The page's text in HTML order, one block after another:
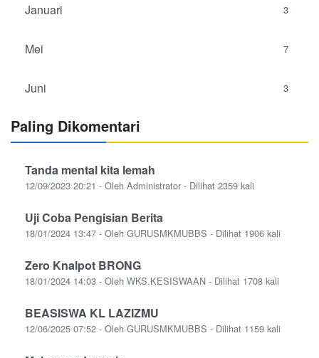
Januari 3
Mei 7
Juni 3
Paling Dikomentari
Tanda mental kita lemah
12/09/2023 20:21 - Oleh Administrator - Dilihat 2359 kali
Uji Coba Pengisian Berita
18/01/2024 13:47 - Oleh GURUSMKMUBBS - Dilihat 1906 kali
Zero Knalpot BRONG
18/01/2024 14:03 - Oleh WKS.KESISWAAN - Dilihat 1708 kali
BEASISWA KL LAZIZMU
12/06/2025 07:52 - Oleh GURUSMKMUBBS - Dilihat 1159 kali